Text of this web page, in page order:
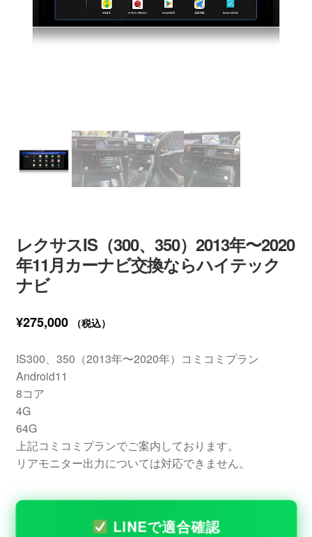
レクサスIS（300、350）2013年〜2020
年11月カーナビ交換ならハイテック
ナビ
¥275,000 （税込）
IS300、350（2013年〜2020年）コミコミプラン
Android11
8コア
4G
64G
上記コミコミプランでご案内しております。
リアモニター出力については対応できません。
LINEで適合確認